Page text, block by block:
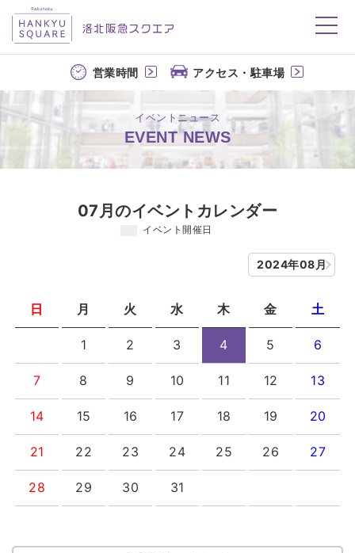
洛北阪急スクエア
営業時間 アクセス・駐車場
イベントニュース
EVENT NEWS
07月のイベントカレンダー
イベント開催日
2024年08月
日 月 火 水 木 金 土
1 2 3 4 5 6
7 8 9 10 11 12 13
14 15 16 17 18 19 20
21 22 23 24 25 26 27
28 29 30 31